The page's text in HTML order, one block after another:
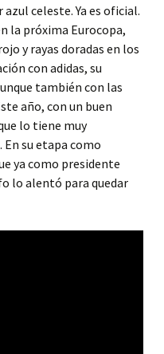
celeste. Ya es oficial.
la próxima Eurocopa,
y rayas doradas en los
con adidas, su
también con las
año, con un buen
lo tiene muy
su etapa como
ya como presidente
lo alentó para quedar